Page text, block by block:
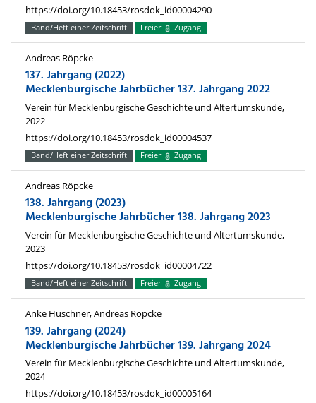
https://doi.org/10.18453/rosdok_id00004290
Band/Heft einer Zeitschrift Freier Zugang
Andreas Röpcke
137. Jahrgang (2022)
Mecklenburgische Jahrbücher 137. Jahrgang 2022
Verein für Mecklenburgische Geschichte und Altertumskunde,
2022
https://doi.org/10.18453/rosdok_id00004537
Band/Heft einer Zeitschrift Freier Zugang
Andreas Röpcke
138. Jahrgang (2023)
Mecklenburgische Jahrbücher 138. Jahrgang 2023
Verein für Mecklenburgische Geschichte und Altertumskunde,
2023
https://doi.org/10.18453/rosdok_id00004722
Band/Heft einer Zeitschrift Freier Zugang
Anke Huschner, Andreas Röpcke
139. Jahrgang (2024)
Mecklenburgische Jahrbücher 139. Jahrgang 2024
Verein für Mecklenburgische Geschichte und Altertumskunde,
2024
https://doi.org/10.18453/rosdok_id00005164